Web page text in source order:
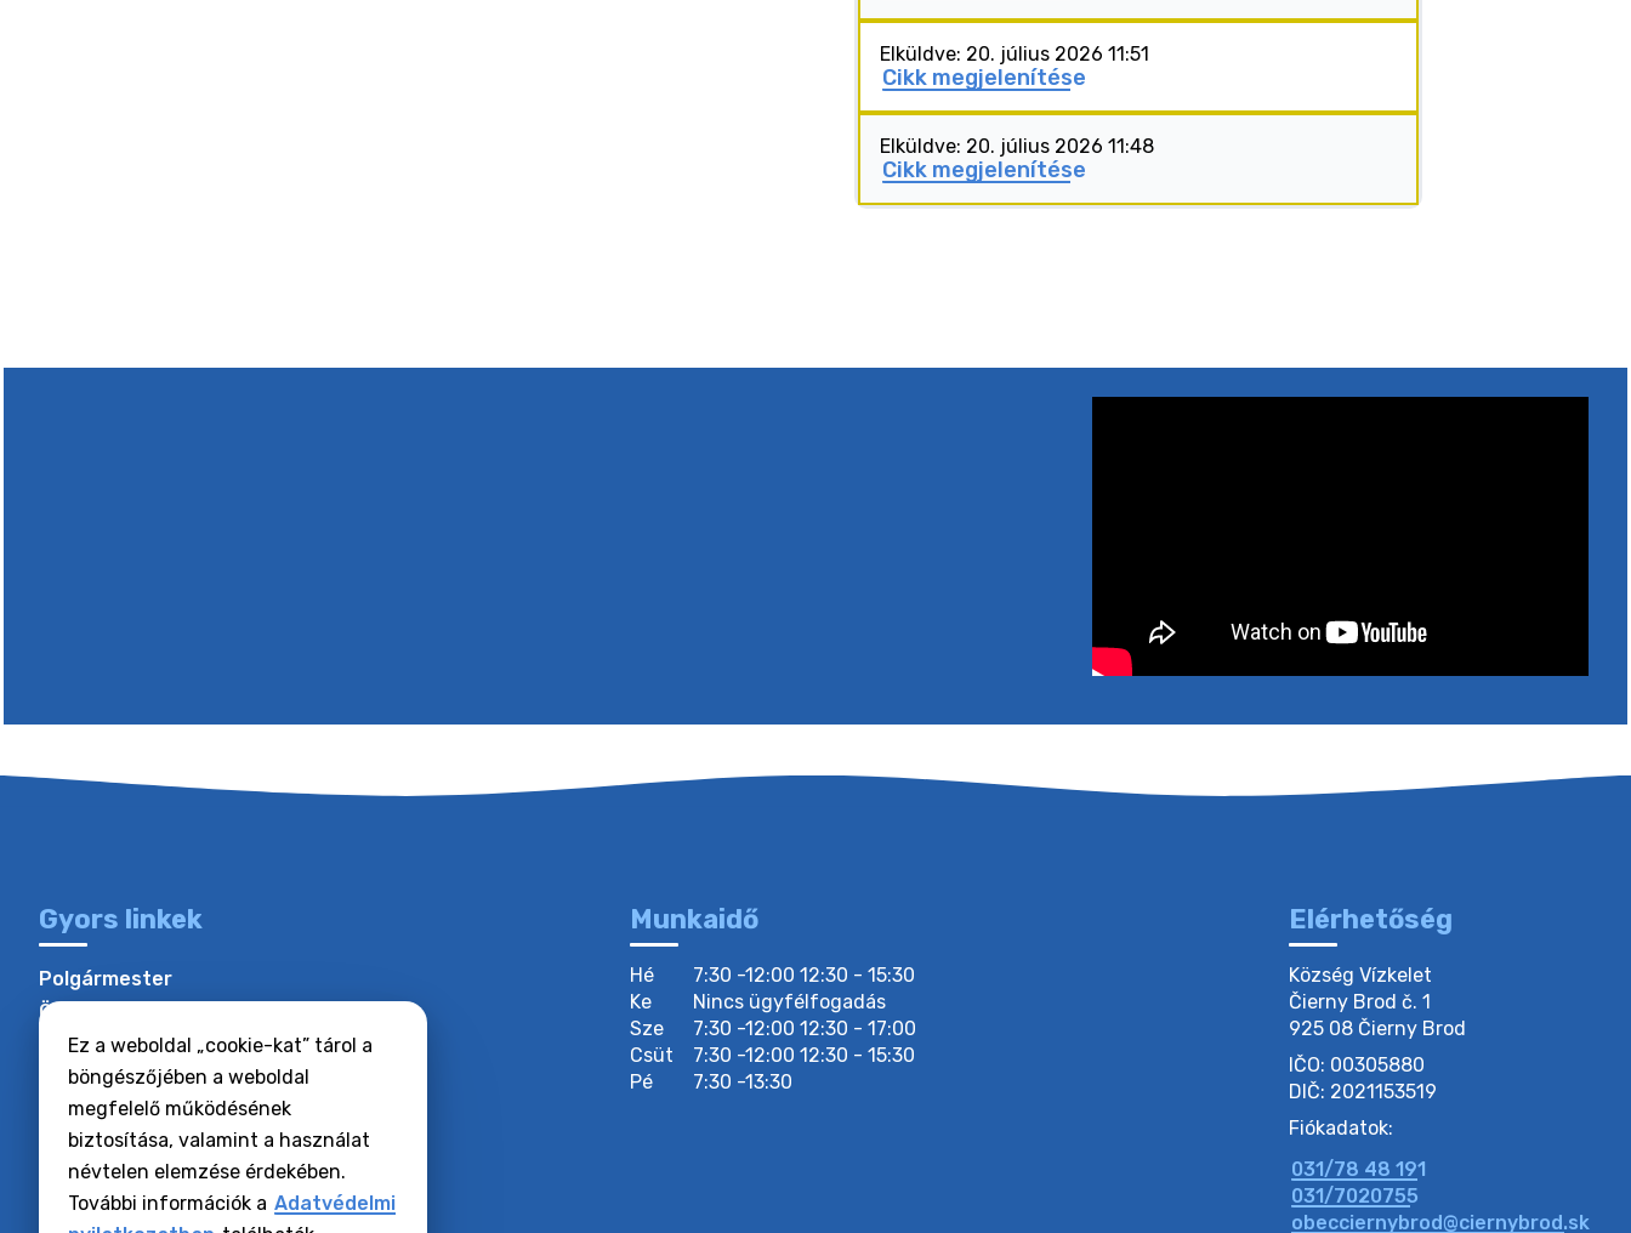
Ez a weboldal „cookie-kat” tárol a
böngészőjében a weboldal
megfelelő működésének
biztosítása, valamint a használat
névtelen elemzése érdekében.
További információk a Adatvédelmi
Elküldve: 20. július 2026 11:51
Cikk megjelenítése
Elküldve: 20. július 2026 11:48
Cikk megjelenítése
Gyors linkek
Polgármester
Önkormányzati hivatal
Hogyan kell felszerelni
A falu története
Munkaidő
Hé
7:30 -12:00 12:30 - 15:30
Ke
Nincs ügyfélfogadás
Sze
7:30 -12:00 12:30 - 17:00
Csüt
7:30 -12:00 12:30 - 15:30
Pé
7:30 -13:30
Elérhetőség
Község Vízkelet
Čierny Brod č. 1
925 08 Čierny Brod
IČO: 00305880
DIČ: 2021153519
Fiókadatok:
031/78 48 191
031/7020755
obecciernybrod@ciernybrod.sk